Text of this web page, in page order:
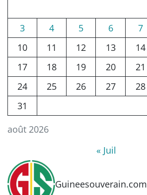
août 2026
3
4 5 6 7
10
11 12 13 14
17
18 19 20 21
24
25 26 27 28
31
« Juil
Guineesouverain.com